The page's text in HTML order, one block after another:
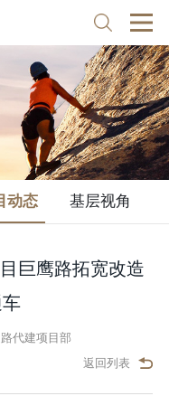
动态 基层视角
巨鹰路拓宽改造
代建项目部
返回列表